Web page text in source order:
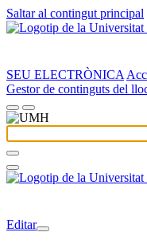
Saltar al contingut principal
SEU ELECTRÒNICA
Gestor de continguts del
Editar